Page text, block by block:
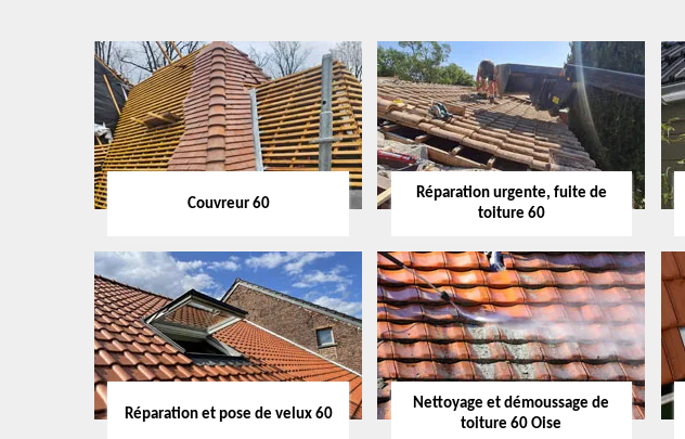
Couvreur 60
Réparation urgente, fuite de
toiture 60
Réparation et pose de velux 60
Nettoyage et démoussage de
toiture 60 Oise